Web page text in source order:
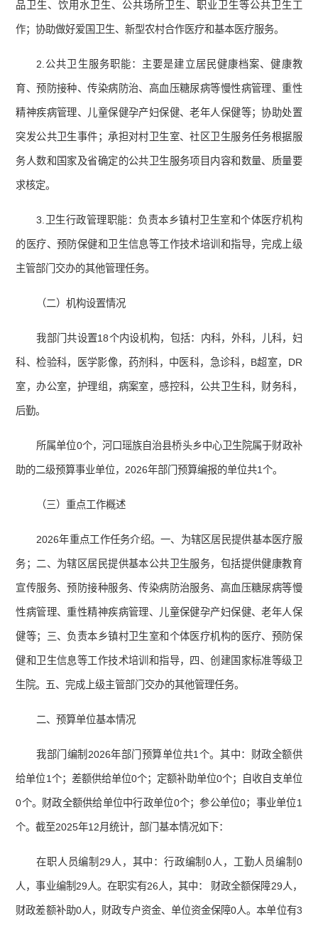
品卫生、饮用水卫生、公共场所卫生、职业卫生等公共卫生工
作；协助做好爱国卫生、新型农村合作医疗和基本医疗服务。
2.公共卫生服务职能：主要是建立居民健康档案、健康教
育、预防接种、传染病防治、高血压糖尿病等慢性病管理、重性
精神疾病管理、儿童保健孕产妇保健、老年人保健等；协助处置
突发公共卫生事件；承担对村卫生室、社区卫生服务任务根据服
务人数和国家及省确定的公共卫生服务项目内容和数量、质量要
求核定。
3.卫生行政管理职能：负责本乡镇村卫生室和个体医疗机构
的医疗、预防保健和卫生信息等工作技术培训和指导，完成上级
主管部门交办的其他管理任务。
（二）机构设置情况
我部门共设置18个内设机构，包括：内科，外科，儿科，妇
科、检验科，医学影像，药剂科，中医科，急诊科，B超室，DR
室，办公室，护理组，病案室，感控科，公共卫生科，财务科，
后勤。
所属单位0个，河口瑶族自治县桥头乡中心卫生院属于财政补
助的二级预算事业单位，2026年部门预算编报的单位共1个。
（三）重点工作概述
2026年重点工作任务介绍。一、为辖区居民提供基本医疗服
务；二、为辖区居民提供基本公共卫生服务，包括提供健康教育
宣传服务、预防接种服务、传染病防治服务、高血压糖尿病等慢
性病管理、重性精神疾病管理、儿童保健孕产妇保健、老年人保
健等；三、负责本乡镇村卫生室和个体医疗机构的医疗、预防保
健和卫生信息等工作技术培训和指导，四、创建国家标准等级卫
生院。五、完成上级主管部门交办的其他管理任务。
二、预算单位基本情况
我部门编制2026年部门预算单位共1个。其中：财政全额供
给单位1个；差额供给单位0个；定额补助单位0个；自收自支单位
0个。财政全额供给单位中行政单位0个；参公单位0；事业单位1
个。截至2025年12月统计，部门基本情况如下：
在职人员编制29人，其中：行政编制0人，工勤人员编制0
人，事业编制29人。在职实有26人，其中： 财政全额保障29人，
财政差额补助0人，财政专户资金、单位资金保障0人。本单位有3